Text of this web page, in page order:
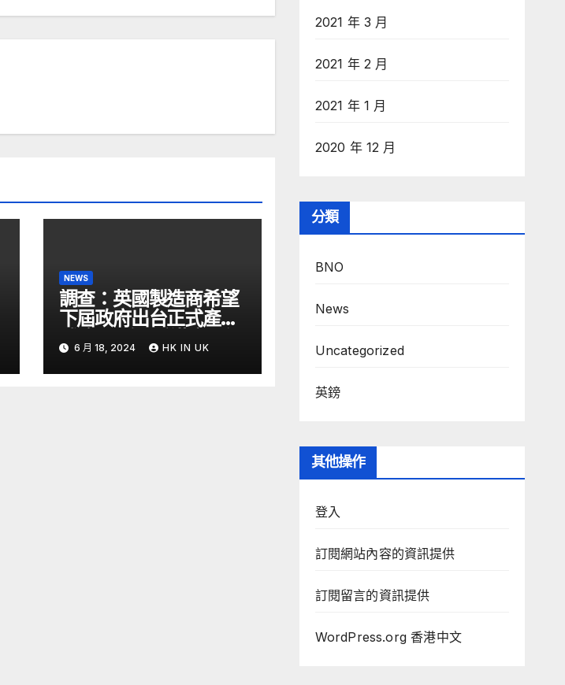
NEWS
調查：英國製造商希望
下屆政府出台正式產業
戰略- 國際- 香港文匯網
– 文匯報
6 月 18, 2024 HK IN UK
2021 年 3 月
2021 年 2 月
2021 年 1 月
2020 年 12 月
分類
BNO
News
Uncategorized
英鎊
其他操作
登入
訂閱網站內容的資訊提供
訂閱留言的資訊提供
WordPress.org 香港中文